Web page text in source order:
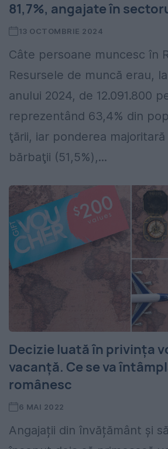
81,7%, angajate în
13 OCTOMBRIE 2024
Câte persoane muncesc în
Resursele de muncă erau,
anului 2024, de 12.091.800
reprezentând 63,4% din
ţării, iar ponderea
bărbaţii (51,5%),...
Decizie luată în privința
vacanță. Ce se va
românesc
6 MAI 2022
Angajații din învățământ și